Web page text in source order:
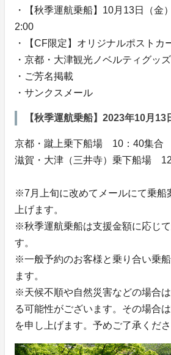
・【秋季運航乗船】10月13日（
2:00
・【CF限定】オリジナルポストカ
・京都・大津観光ノベルティグッズ
・ご芳名掲載
・サンクスメール
【秋季運航乗船】2023年10月
京都・蹴上乗下船場 10：40集合
滋賀・大津（三井寺）乗下船場
※7月上旬に改めてメールにて乗船
上げます。
※秋季運航乗船は支援金額に応じ
す。
※一般予約のお客様と乗り合い乗
ます。
※天候不順や自然災害などの場合
る可能性がございます。その場合
を申し上げます。予めご了承くださ